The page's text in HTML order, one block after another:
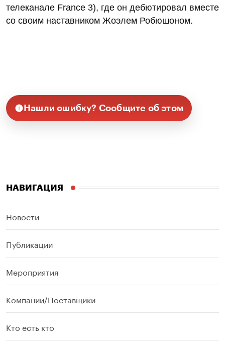
телеканале France 3), где он дебютировал вместе
со своим наставником Жоэлем Робюшоном.
Нашли ошибку? Сообщите об этом
НАВИГАЦИЯ
Новости
Публикации
Мероприятия
Компании/Поставщики
Кто есть кто